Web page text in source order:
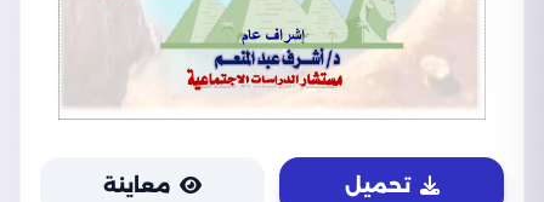
تحميل معاينة